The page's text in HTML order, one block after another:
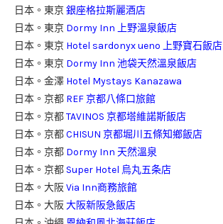
日本。東京銀座格拉斯麗酒店
日本。東京 Dormy Inn 上野溫泉飯店
日本。東京 Hotel sardonyx ueno 上野寶石飯店
日本。東京 Dormy Inn 池袋天然溫泉飯店
日本。金澤 Hotel Mystays Kanazawa
日本。京都 REF 京都八條口旅館
日本。京都TAVINOS 京都塔維諾斯飯店
日本。京都CHISUN 京都堀川五條知鄉飯店
日本。京都 Dormy Inn 天然溫泉
日本。京都 Super Hotel 烏丸五条店
日本。大阪Via Inn商務旅館
日本。大阪大阪新阪急飯店